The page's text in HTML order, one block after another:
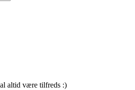
altid være tilfreds :)